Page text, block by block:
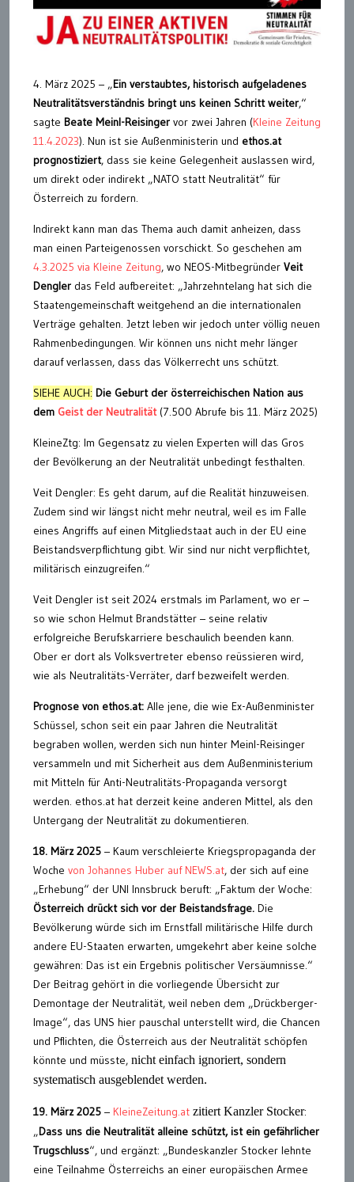
4. März 2025 – „Ein verstaubtes, historisch aufgeladenes
Neutralitätsverständnis bringt uns keinen Schritt weiter,“
sagte Beate Meinl-Reisinger vor zwei Jahren (Kleine Zeitung
11.4.2023). Nun ist sie Außenministerin und ethos.at
prognostiziert, dass sie keine Gelegenheit auslassen wird,
um direkt oder indirekt „NATO statt Neutralität“ für
Österreich zu fordern.
Indirekt kann man das Thema auch damit anheizen, dass
man einen Parteigenossen vorschickt. So geschehen am
4.3.2025 via Kleine Zeitung, wo NEOS-Mitbegründer Veit
Dengler das Feld aufbereitet: „Jahrzehntelang hat sich die
Staatengemeinschaft weitgehend an die internationalen
Verträge gehalten. Jetzt leben wir jedoch unter völlig neuen
Rahmenbedingungen. Wir können uns nicht mehr länger
darauf verlassen, dass das Völkerrecht uns schützt.
SIEHE AUCH: Die Geburt der österreichischen Nation aus
dem Geist der Neutralität (7.500 Abrufe bis 11. März 2025)
KleineZtg: Im Gegensatz zu vielen Experten will das Gros
der Bevölkerung an der Neutralität unbedingt festhalten.
Veit Dengler: Es geht darum, auf die Realität hinzuweisen.
Zudem sind wir längst nicht mehr neutral, weil es im Falle
eines Angriffs auf einen Mitgliedstaat auch in der EU eine
Beistandsverpflichtung gibt. Wir sind nur nicht verpflichtet,
militärisch einzugreifen.“
Veit Dengler ist seit 2024 erstmals im Parlament, wo er –
so wie schon Helmut Brandstätter – seine relativ
erfolgreiche Berufskarriere beschaulich beenden kann.
Ober er dort als Volksvertreter ebenso reüssieren wird,
wie als Neutralitäts-Verräter, darf bezweifelt werden.
Prognose von ethos.at: Alle jene, die wie Ex-Außenminister
Schüssel, schon seit ein paar Jahren die Neutralität
begraben wollen, werden sich nun hinter Meinl-Reisinger
versammeln und mit Sicherheit aus dem Außenministerium
mit Mitteln für Anti-Neutralitäts-Propaganda versorgt
werden. ethos.at hat derzeit keine anderen Mittel, als den
Untergang der Neutralität zu dokumentieren.
18. März 2025 – Kaum verschleierte Kriegspropaganda der
Woche von Johannes Huber auf NEWS.at, der sich auf eine
„Erhebung“ der UNI Innsbruck beruft: „Faktum der Woche:
Österreich drückt sich vor der Beistandsfrage. Die
Bevölkerung würde sich im Ernstfall militärische Hilfe durch
andere EU-Staaten erwarten, umgekehrt aber keine solche
gewähren: Das ist ein Ergebnis politischer Versäumnisse.“
Der Beitrag gehört in die vorliegende Übersicht zur
Demontage der Neutralität, weil neben dem „Drückberger-
Image“, das UNS hier pauschal unterstellt wird, die Chancen
und Pflichten, die Österreich aus der Neutralität schöpfen
könnte und müsste, nicht einfach ignoriert, sondern
systematisch ausgeblendet werden.
19. März 2025 – KleineZeitung.at zitiert Kanzler Stocker:
„Dass uns die Neutralität alleine schützt, ist ein gefährlicher
Trugschluss“, und ergänzt: „Bundeskanzler Stocker lehnte
eine Teilnahme Österreichs an einer europäischen Armee